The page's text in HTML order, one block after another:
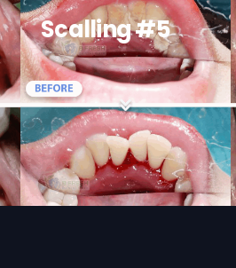
Scalling #5